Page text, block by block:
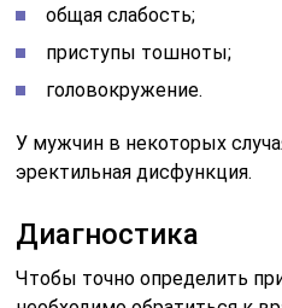
общая слабость;
приступы тошноты;
головокружение.
У мужчин в некоторых
эректильная дисфункция.
Диагностика
Чтобы точно определить